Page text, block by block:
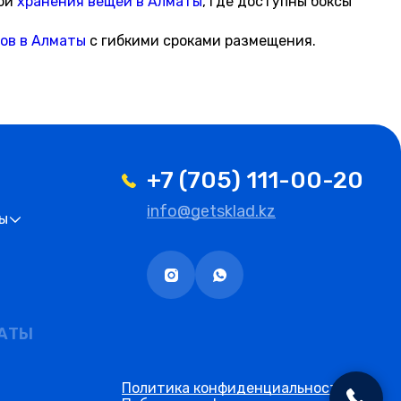
в Алматы с гибкими сроками размещения.
+7 (705) 111-00-20
info@getsklad.kz
Политика конфиденциальности